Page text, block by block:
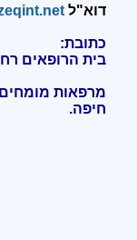
דוא"ל
כתובת:
בית הרופאים רחוב
חיפה.